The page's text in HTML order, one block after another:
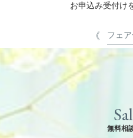
お申込み受付け
フェ
無料相